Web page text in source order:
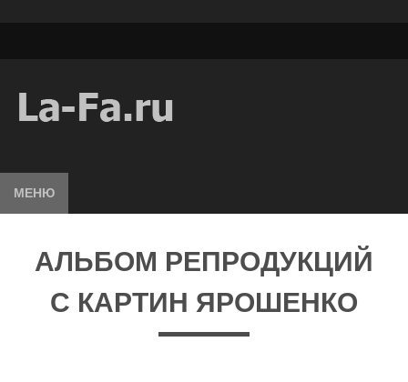
МЕНЮ
АЛЬБОМ РЕПРОДУКЦИЙ
С КАРТИН ЯРОШЕНКО